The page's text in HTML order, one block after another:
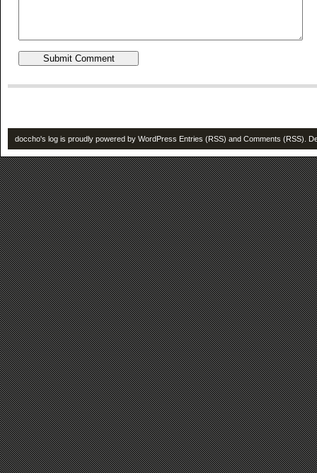
doccho's log is proudly powered by WordPress Entries (RSS) and Comments (RSS) .